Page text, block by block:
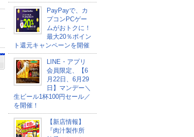
PayPayで、カ
プコンPCゲー
ムがおトクに！
最大20％ポイン
ト還元キャンペーンを開催
LINE・アプリ
会員限定、【6
月22日、6月29
日】マンデー＼
生ビール1杯100円セール／
を開催！
【新店情報】
『肉汁製作所